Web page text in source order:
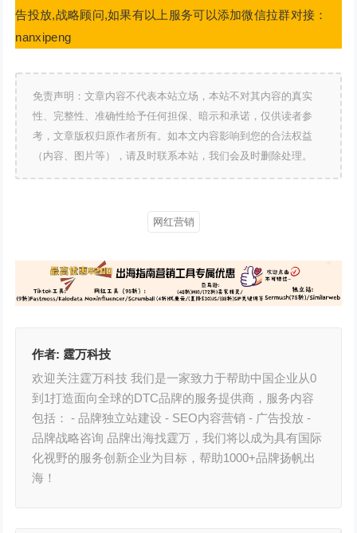
告投放,战略顾问,如果有以上服务可以添加微信拉群对接：
nanxipeng
免责声明：文章内容不代表本站立场，本站不对其内容的真实
性、完整性、准确性给予任何担保、暗示和承诺，仅供读者参
考，文章版权归原作者所有。如本文内容影响到您的合法权益
（内容、图片等），请及时联系本站，我们会及时删除处理。
网红营销
作者: 霆万科技
欢迎关注霆万科技 我们是一家致力于帮助中国企业从0
到1打造面向全球的DTC品牌的服务提供商，服务内容
包括： - 品牌独立站建设 - SEO内容营销 - 广告投放 -
品牌战略咨询 品牌出海找霆万，我们将以成为具有国际
化视野的服务创新企业为目标，帮助1000+品牌扬帆出
海！